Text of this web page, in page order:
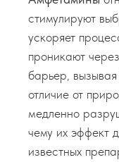
стимулируют
ускоряет
проникают
барьер,
отличие от
медленно
чему их эффект
известных